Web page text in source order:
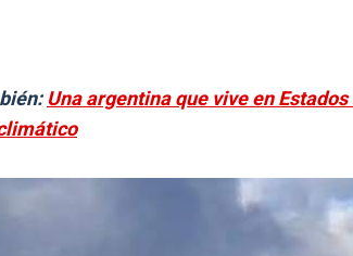
Una argentina que vive en